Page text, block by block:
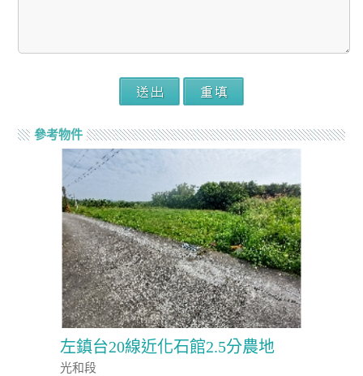
參考物件
左鎮台20線近化石館2.5分農地
光和段